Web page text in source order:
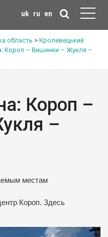
uk ru en
область > Кролевецький
Короп – Вишенки – Жукля –
Короп –
–
местам
Короп. Здесь